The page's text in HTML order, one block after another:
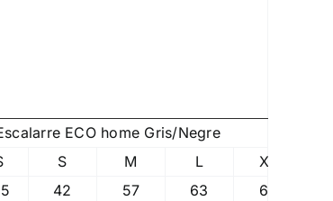
ECO home Gris/Negre
S M L XL
42 57 63 63